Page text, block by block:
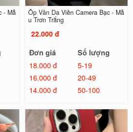
- Mẫ
Ốp Vân Da Viền Camera Bạc - Mẫ
u Trơn Trắng
22.000 đ
Đơn giá
Số lượng
18.000 đ
5-19
16.000 đ
20-49
14.000 đ
50-100